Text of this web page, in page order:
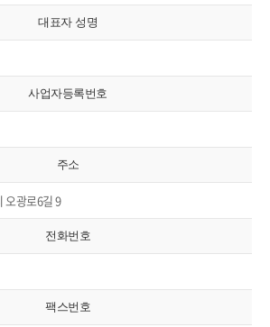
대표자 성명
사업자등록번호
주소
오광로6길 9
전화번호
팩스번호